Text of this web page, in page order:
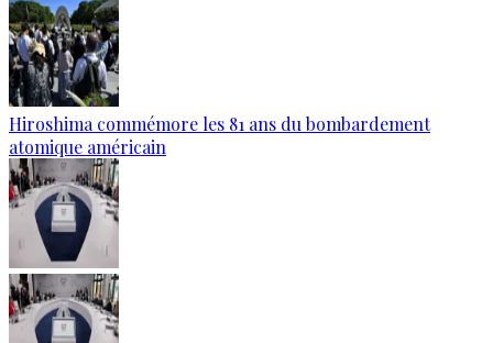
Hiroshima commémore les 81 ans du bombardement
atomique américain